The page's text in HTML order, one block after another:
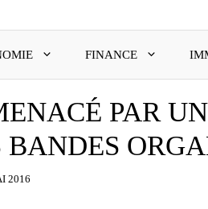
FINANCE
PAR
2016